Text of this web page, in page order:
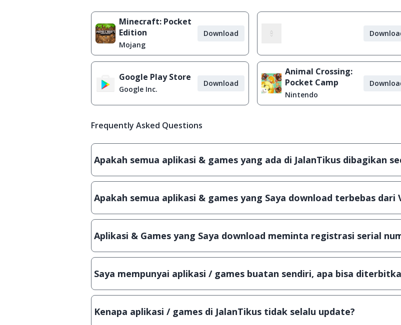
Minecraft: Pocket
Edition
Mojang
Download
Google Play Store
Google Inc.
Download
Animal Crossing:
Pocket Camp
Nintendo
Frequently Asked Questions
Apakah semua aplikasi & games yang ada di JalanTikus dibagikan
Ya, JalanTikus hanya membagikan aplikasi & games yang gratis (Freeware)
Apakah semua aplikasi & games yang Saya download terbebas dari
Ya, JalanTikus selalu melakukan scanning dengan 3 jenis Antivirus
Aplikasi & Games yang Saya download meminta registrasi serial
Meskipun dibagikan secara gratis, namun ada beberapa aplikasi & games
Saya mempunyai aplikasi / games buatan sendiri, apa bisa
Tentu saja bisa. Silahkan kirim email keinfo@jalantikus.comdengan
Kenapa aplikasi / games di JalanTikus tidak selalu update?